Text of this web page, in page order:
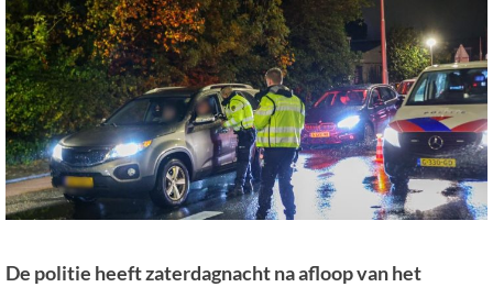
De politie heeft zaterdagnacht na afloop van het